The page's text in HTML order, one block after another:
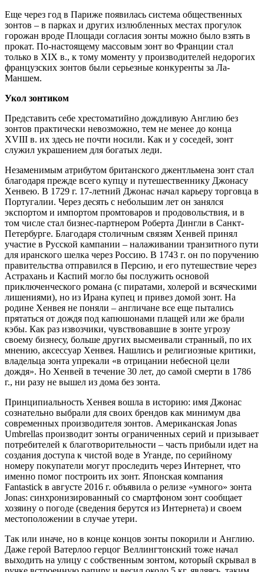
Еще через год в Париже появилась система общественных
зонтов – в парках и других излюбленных местах прогулок
горожан вроде Площади согласия зонты можно было взять в
прокат. По-настоящему массовым зонт во Франции стал
только в XIX в., к тому моменту у производителей недорогих
французских зонтов были серьезные конкуренты за Ла-
Маншем.
Укол зонтиком
Представить себе хрестоматийно дождливую Англию без
зонтов практически невозможно, тем не менее до конца
XVIII в. их здесь не почти носили. Как и у соседей, зонт
служил украшением для богатых леди.
Незаменимым атрибутом британского джентльмена зонт стал
благодаря прежде всего купцу и путешественнику Джонасу
Хенвею. В 1729 г. 17-летний Джонас начал карьеру торговца в
Португалии. Через десять с небольшим лет он занялся
экспортом и импортом промтоваров и продовольствия, и в
том числе стал бизнес-партнером Роберта Дингли в Санкт-
Петербурге. Благодаря столичным связям Хенвей принял
участие в Русской кампании – налаживании транзитного пути
для иранского шелка через Россию. В 1743 г. он по поручению
правительства отправился в Персию, и его путешествие через
Астрахань и Каспий могло бы послужить основой
приключенческого романа (с пиратами, холерой и всяческими
лишениями), но из Ирана купец и привез домой зонт. На
родине Хенвея не поняли – англичане все еще пытались
прятаться от дождя под капюшонами плащей или же брали
кэбы. Как раз извозчики, чувствовавшие в зонте угрозу
своему бизнесу, больше других высмеивали странный, по их
мнению, аксессуар Хенвея. Нашлись и религиозные критики,
владельца зонта упрекали «в отрицании небесной цели
дождя». Но Хенвей в течение 30 лет, до самой смерти в 1786
г., ни разу не вышел из дома без зонта.
Принципиальность Хенвея вошла в историю: имя Джонас
сознательно выбрали для своих брендов как минимум два
современных производителя зонтов. Американская Jonas
Umbrellas производит зонты ограниченных серий и призывает
потребителей к благотворительности – часть прибыли идет на
создания доступа к чистой воде в Уганде, по серийному
номеру покупатели могут проследить через Интернет, что
именно помог построить их зонт. Японская компания
Fantastick в августе 2016 г. объявила о релизе «умного» зонта
Jonas: синхронизированный со смартфоном зонт сообщает
хозяину о погоде (сведения берутся из Интернета) и своем
местоположении в случае утери.
Так или иначе, но в конце концов зонты покорили и Англию.
Даже герой Ватерлоо герцог Веллингтонский тоже начал
выходить на улицу с собственным зонтом, который скрывал в